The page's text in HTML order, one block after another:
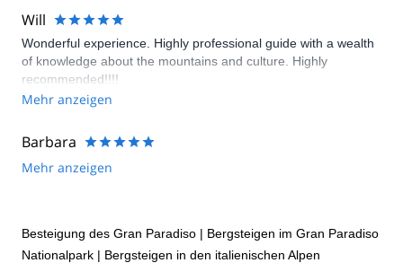
Will
Wonderful experience. Highly professional guide with a wealth
of knowledge about the mountains and culture. Highly
recommended!!!!
Mehr anzeigen
Barbara
Mehr anzeigen
Besteigung des Gran Paradiso | Bergsteigen im Gran Paradiso
Nationalpark | Bergsteigen in den italienischen Alpen